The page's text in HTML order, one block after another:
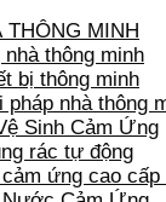
THÔNG MINH
nhà thông minh
bị thông minh
pháp nhà thông
Sinh Cảm Ứng
rác tự động
ứng cao cấp